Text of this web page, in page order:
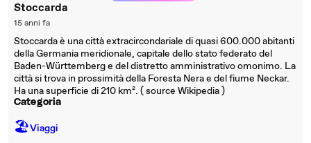
Stoccarda
15 anni fa
Stoccarda è una città extracircondariale di quasi 600.000 abitanti
della Germania meridionale, capitale dello stato federato del
Baden-Württemberg e del distretto amministrativo omonimo. La
città si trova in prossimità della Foresta Nera e del fiume Neckar.
Ha una superficie di 210 km². ( source Wikipedia )
Categoria
🏖Viaggi